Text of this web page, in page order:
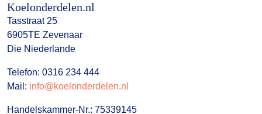
Koelonderdelen.nl
Tasstraat 25
6905TE Zevenaar
Die Niederlande
Telefon: 0316 234 444
Mail: info@koelonderdelen.nl
Handelskammer-Nr.: 75339145